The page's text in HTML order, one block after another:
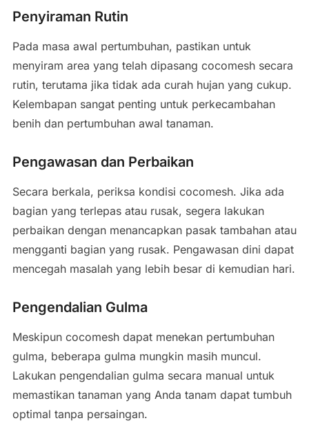
Penyiraman Rutin
Pada masa awal pertumbuhan, pastikan untuk
menyiram area yang telah dipasang cocomesh secara
rutin, terutama jika tidak ada curah hujan yang cukup.
Kelembapan sangat penting untuk perkecambahan
benih dan pertumbuhan awal tanaman.
Pengawasan dan Perbaikan
Secara berkala, periksa kondisi cocomesh. Jika ada
bagian yang terlepas atau rusak, segera lakukan
perbaikan dengan menancapkan pasak tambahan atau
mengganti bagian yang rusak. Pengawasan dini dapat
mencegah masalah yang lebih besar di kemudian hari.
Pengendalian Gulma
Meskipun cocomesh dapat menekan pertumbuhan
gulma, beberapa gulma mungkin masih muncul.
Lakukan pengendalian gulma secara manual untuk
memastikan tanaman yang Anda tanam dapat tumbuh
optimal tanpa persaingan.